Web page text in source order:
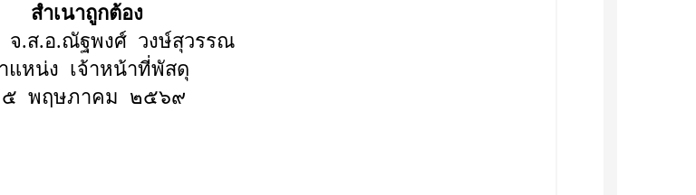
สำเนาถูกต้อง
จ.ส.อ.ณัฐพงศ์ วงษ์สุวรรณ
แหน่ง เจ้าหน้าที่พัสดุ
๕ พฤษภาคม ๒๕๖๙